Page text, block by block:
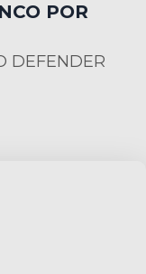
POR
DEFENDER